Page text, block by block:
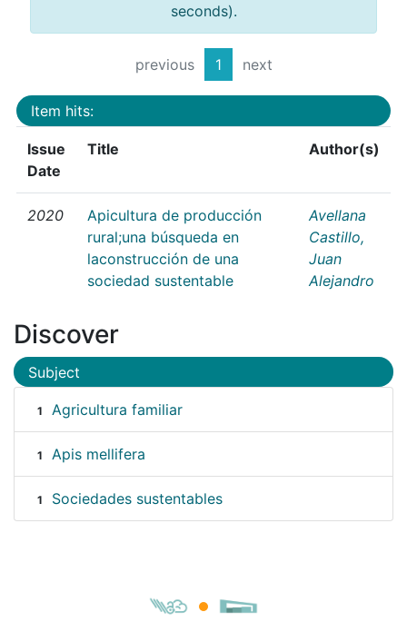
seconds).
previous 1 next
Item hits:
Issue
Date
Title Author(s)
2020
Apicultura de producción
rural;una búsqueda en
laconstrucción de una
sociedad sustentable
Avellana
Castillo,
Juan
Alejandro
Discover
Subject
1 Agricultura familiar
1 Apis mellifera
1 Sociedades sustentables